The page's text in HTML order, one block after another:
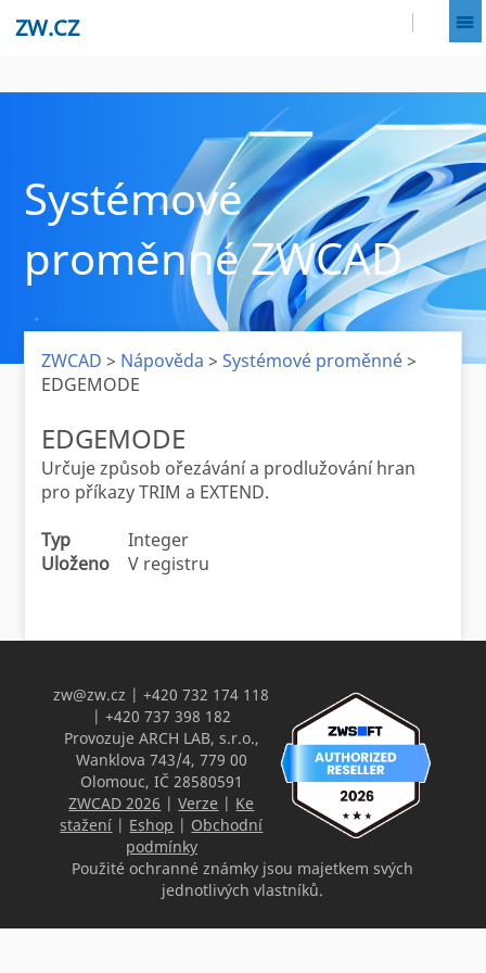
ZW.CZ
Systémové
proměnné ZWCAD
ZWCAD > Nápověda >Systémové proměnné>
EDGEMODE
EDGEMODE
Určuje způsob ořezávání a prodlužování hran
pro příkazy TRIM a EXTEND.
Typ
Integer
Uloženo
V registru
zw@zw.cz | +420 732 174 118
| +420 737 398 182
Provozuje ARCH LAB, s.r.o.,
Wanklova 743/4, 779 00
Olomouc, IČ 28580591
ZWCAD 2026 |Verze | Ke
stažení | Eshop | Obchodní
podmínky
Použité ochranné známky jsou majetkem svých
jednotlivých vlastníků.